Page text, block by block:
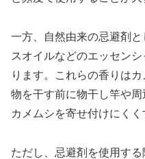
一方、自然由来の忌避剤
スオイルなどのエッセン
ります。これらの香りは
物を干す前に物干し竿や周
カメムシを寄せ付けにくく
ただし、忌避剤を使用す